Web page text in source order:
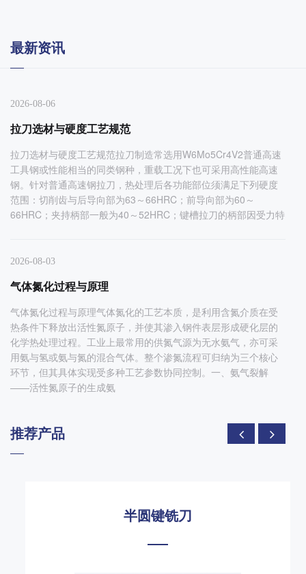
最新资讯
2026-08-06
拉刀选材与硬度工艺规范
拉刀选材与硬度工艺规范拉刀制造常选用W6Mo5Cr4V2普通高速
工具钢或性能相当的同类钢种，重载工况下也可采用高性能高速
钢。针对普通高速钢拉刀，热处理后各功能部位须满足下列硬度
范围：切削齿与后导向部为63～66HRC；前导向部为60～
66HRC；夹持柄部一般为40～52HRC；键槽拉刀的柄部因受力特
2026-08-03
气体氮化过程与原理
气体氮化过程与原理气体氮化的工艺本质，是利用含氮介质在受
热条件下释放出活性氮原子，并使其渗入钢件表层形成硬化层的
化学热处理过程。工业上最常用的供氮气源为无水氨气，亦可采
用氨与氢或氨与氮的混合气体。整个渗氮流程可归纳为三个核心
环节，但其具体实现受多种工艺参数协同控制。一、氨气裂解
——活性氮原子的生成氨
推荐产品
半圆键铣刀